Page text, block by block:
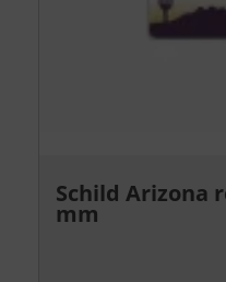
Schild Arizona
mm